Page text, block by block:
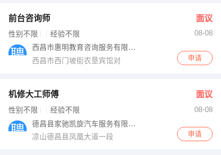
前台咨询师 面议
性别不限 经验不限
08-08
西昌市惠明教育咨询服务有限公司
西昌市西门坡街农垦宾馆对
申请
机修大工师傅 面议
性别不限 经验不限
08-08
德昌县家驰凯旋汽车服务有限公司
凉山德昌县凤凰大道一段
申请